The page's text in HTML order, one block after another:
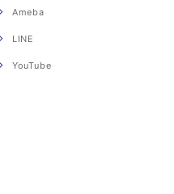
Ameba
LINE
YouTube